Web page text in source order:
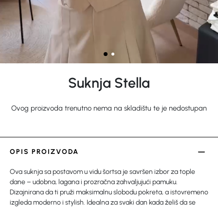
Suknja Stella
Ovog proizvoda trenutno nema na skladištu te je nedostupan
OPIS PROIZVODA
Ova suknja sa postavom u vidu šortsa je savršen izbor za tople
dane – udobna, lagana i prozračna zahvaljujući pamuku.
Dizajnirana da ti pruži maksimalnu slobodu pokreta, a istovremeno
izgleda moderno i stylish. Idealna za svaki dan kada želiš da se